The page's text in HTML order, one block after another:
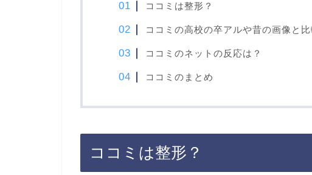
ココミは整形？
ココミの高校の卒アルや昔の画像と比
ココミのネットの反応は？
ココミのまとめ
ココミは整形？